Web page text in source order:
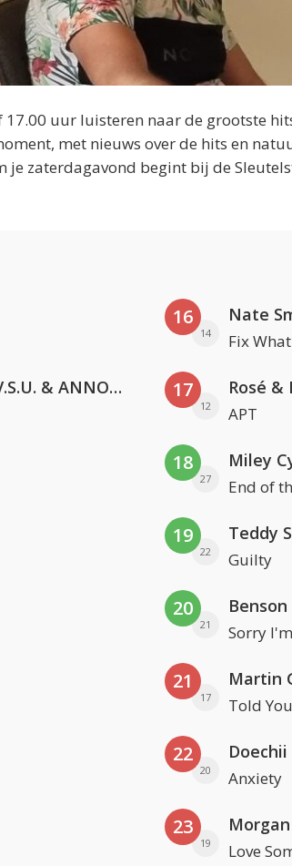
uur luisteren naar de grootste
met nieuws over de hits en
je zaterdagavond begint bij de
Lustrum U.V.S.V/N.V.V.S.U. & ANNO ONS & Jopke van Dobbenburgh & Roeland Beelen
16
14
Nate
Fix
17
12
Rosé &
APT
18
27
Miley
End of
19
22
Teddy
Guilty
20
21 Sorry
21
17
Martin
Told
22
20
Doechii
Anxiety
23
19 Love